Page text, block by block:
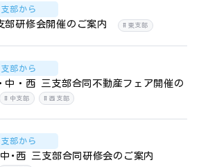
支部から
部研修会開催のご案内 東支部
支部から
中・西 三支部合同不動産フェア開催の
中支部 西支部
支部から
･西 三支部合同研修会のご案内